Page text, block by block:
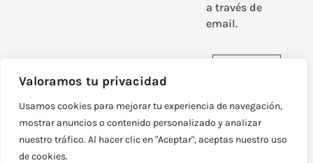
Valoramos tu privacidad
Usamos cookies para mejorar tu experiencia de navegación,
mostrar anuncios o contenido personalizado y analizar
nuestro tráfico. Al hacer clic en "Aceptar", aceptas nuestro uso
de cookies.
a través de
email.